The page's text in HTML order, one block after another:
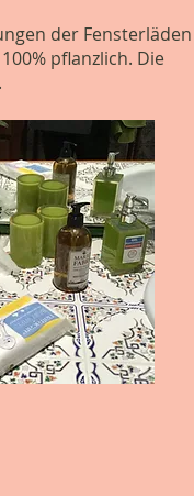
der Fensterläden
pflanzlich. Die